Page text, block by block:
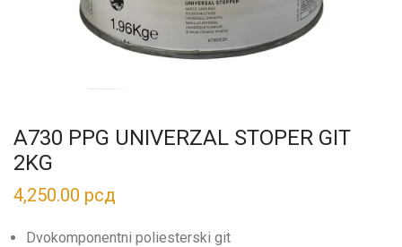
A730 PPG UNIVERZAL STOPER GIT
2KG
4,250.00 рсд
Dvokomponentni poliesterski git